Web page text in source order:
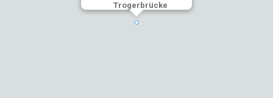
Trogerbrücke